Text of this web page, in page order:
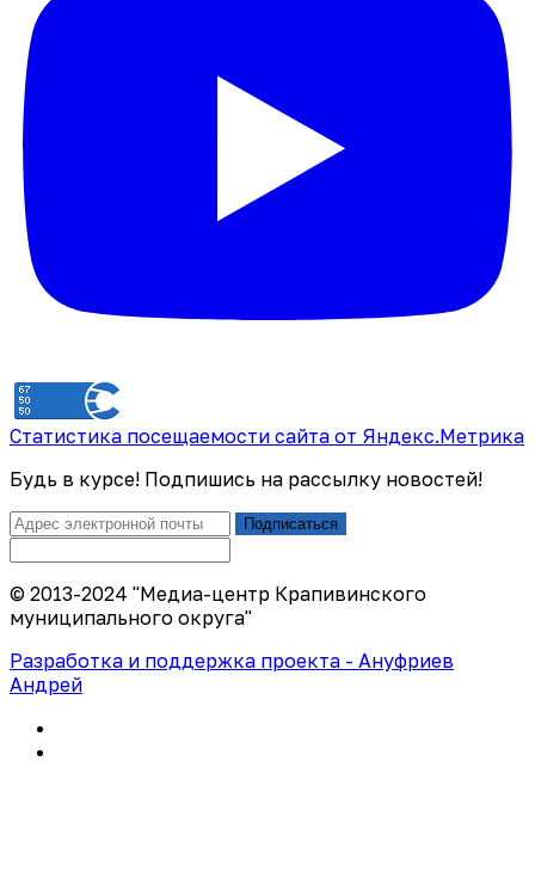
Статистика посещаемости сайта от Яндекс.Метрика
Будь в курсе! Подпишись на рассылку новостей!
Подписаться
© 2013-2024 "Медиа-центр Крапивинского
муниципального округа"
Разработка и поддержка проекта - Ануфриев
Андрей